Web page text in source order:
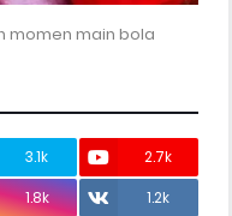
momen main bola
3.1k
2.7k
1.8k 1.2k